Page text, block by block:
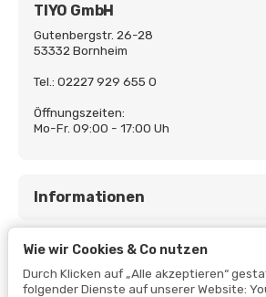
TIYO GmbH
Gutenbergstr. 26-28
53332 Bornheim
Tel.: 02227 929 655 0
Öffnungszeiten:
Mo-Fr. 09:00 - 17:00 Uh
Informationen
Gesetzliche Informationen
Wie wir Cookies & Co nutzen
Durch Klicken auf „Alle akzeptieren“
folgender Dienste auf unserer Website: